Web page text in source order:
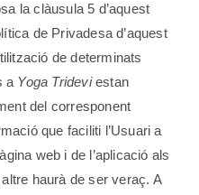
la clàusula 5 d’aquest
de Privadesa d’aquest
de determinats
a Yoga Trideviestan
del corresponent
que faciliti l’Usuari a
web i de l’aplicació als
haurà de ser veraç. A